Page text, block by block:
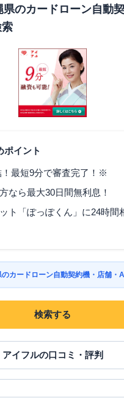
県のカードローン自動
ポイント
！最短9分で審査完了！※
なら最大30日間無利息！
ト「ぽっぽくん」に24時間
カードローン自動契約機・店舗・
検索する
アイフルの口コミ・評判